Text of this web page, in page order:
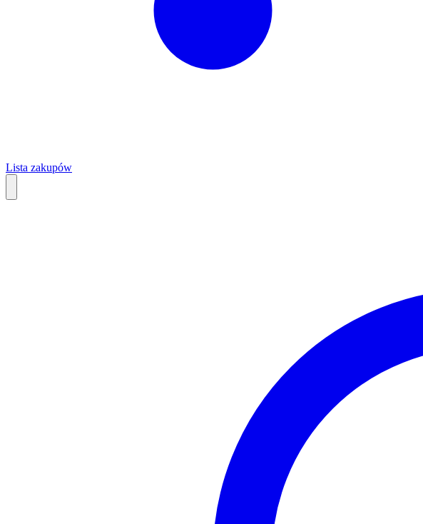
Lista zakupów